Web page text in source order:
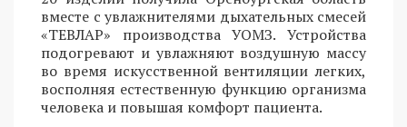
вместе с увлажнителями дыхательных смесей
«ТЕВЛАР» производства УОМЗ. Устройства
подогревают и увлажняют воздушную массу
во время искусственной вентиляции легких,
восполняя естественную функцию организма
человека и повышая комфорт пациента.